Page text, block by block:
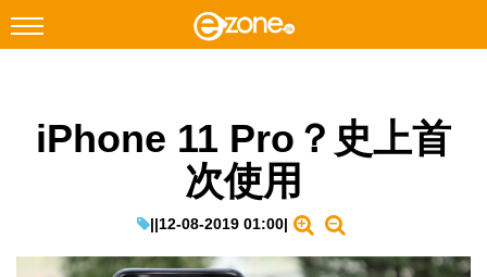
Facebook Instagram
遊戲動漫
iPhone 11 Pro？史上首
次使用
||12-08-2019 01:00|